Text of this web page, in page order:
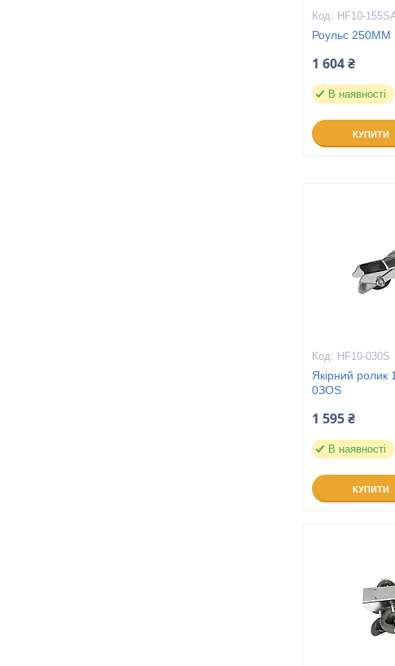
HF10-
Роульс
1 604 ₴
В наявності
КУПИТИ
HF10-030S
Якірний
0ЗOS
1 595 ₴
В наявності
КУПИТИ